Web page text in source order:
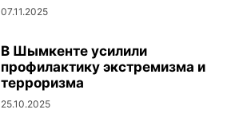
07.11.2025
В Шымкенте усилили
профилактику экстремизма и
терроризма
25.10.2025